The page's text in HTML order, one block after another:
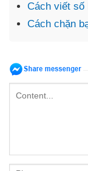
Cách viết số
Cách chặn